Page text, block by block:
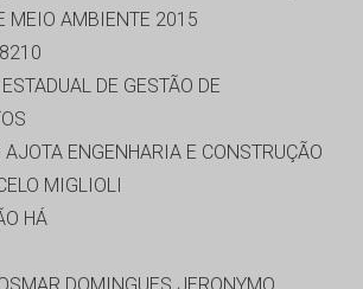
MEIO AMBIENTE 2015
DE GESTÃO DE
AJOTA ENGENHARIA E CONSTRUÇÃO
MIGLIOLI
HÁ